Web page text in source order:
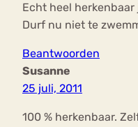
Echt heel herkenbaar
Durf nu niet te
Beantwoorden
Susanne
25 juli, 2011
100 % herkenbaar.